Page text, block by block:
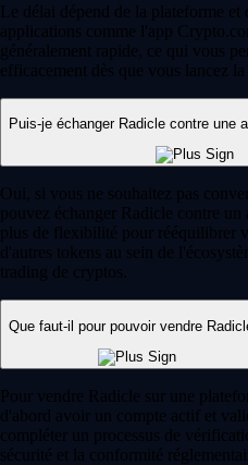
Le délai dépend de la plateforme
applications comme l'app
généralement rapide, ce qui vous
efficacement dès que vous lancez la
Puis-je échanger Radicle contre une
Oui, si vous ne souhaitez pas
pouvez échanger Radicle contre
plus de flexibilité pour rééquilibrer
d'autres tokens au sein de
trading de cryptos.
Que faut-il pour pouvoir vendre
Pour vendre Radicle sur une
d'abord avoir un compte actif et
compléter un processus de
sécurité et la conformité